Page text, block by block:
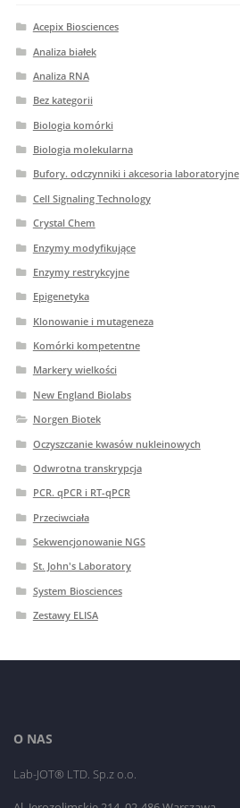
Acepix Biosciences
Analiza białek
Analiza RNA
Bez kategorii
Biologia komórki
Biologia molekularna
Bufory. odczynniki i akcesoria laboratoryjne
Cell Signaling Technology
Crystal Chem
Enzymy modyfikujące
Enzymy restrykcyjne
Epigenetyka
Klonowanie i mutageneza
Komórki kompetentne
Markery wielkości
New England Biolabs
Norgen Biotek
Oczyszczanie kwasów nukleinowych
Odwrotna transkrypcja
PCR. qPCR i RT-qPCR
Przeciwciała
Sekwencjonowanie NGS
St. John's Laboratory
System Biosciences
Zestawy ELISA
O NAS
Lab-JOT® LTD. Sp.z o.o.